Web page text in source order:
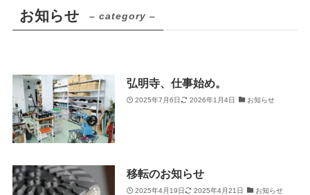
お知らせ – category –
弘明寺、仕事始め。
2025年7月6日 2026年1月4日 お知らせ
移転のお知らせ
2025年4月19日 2025年4月21日 お知らせ